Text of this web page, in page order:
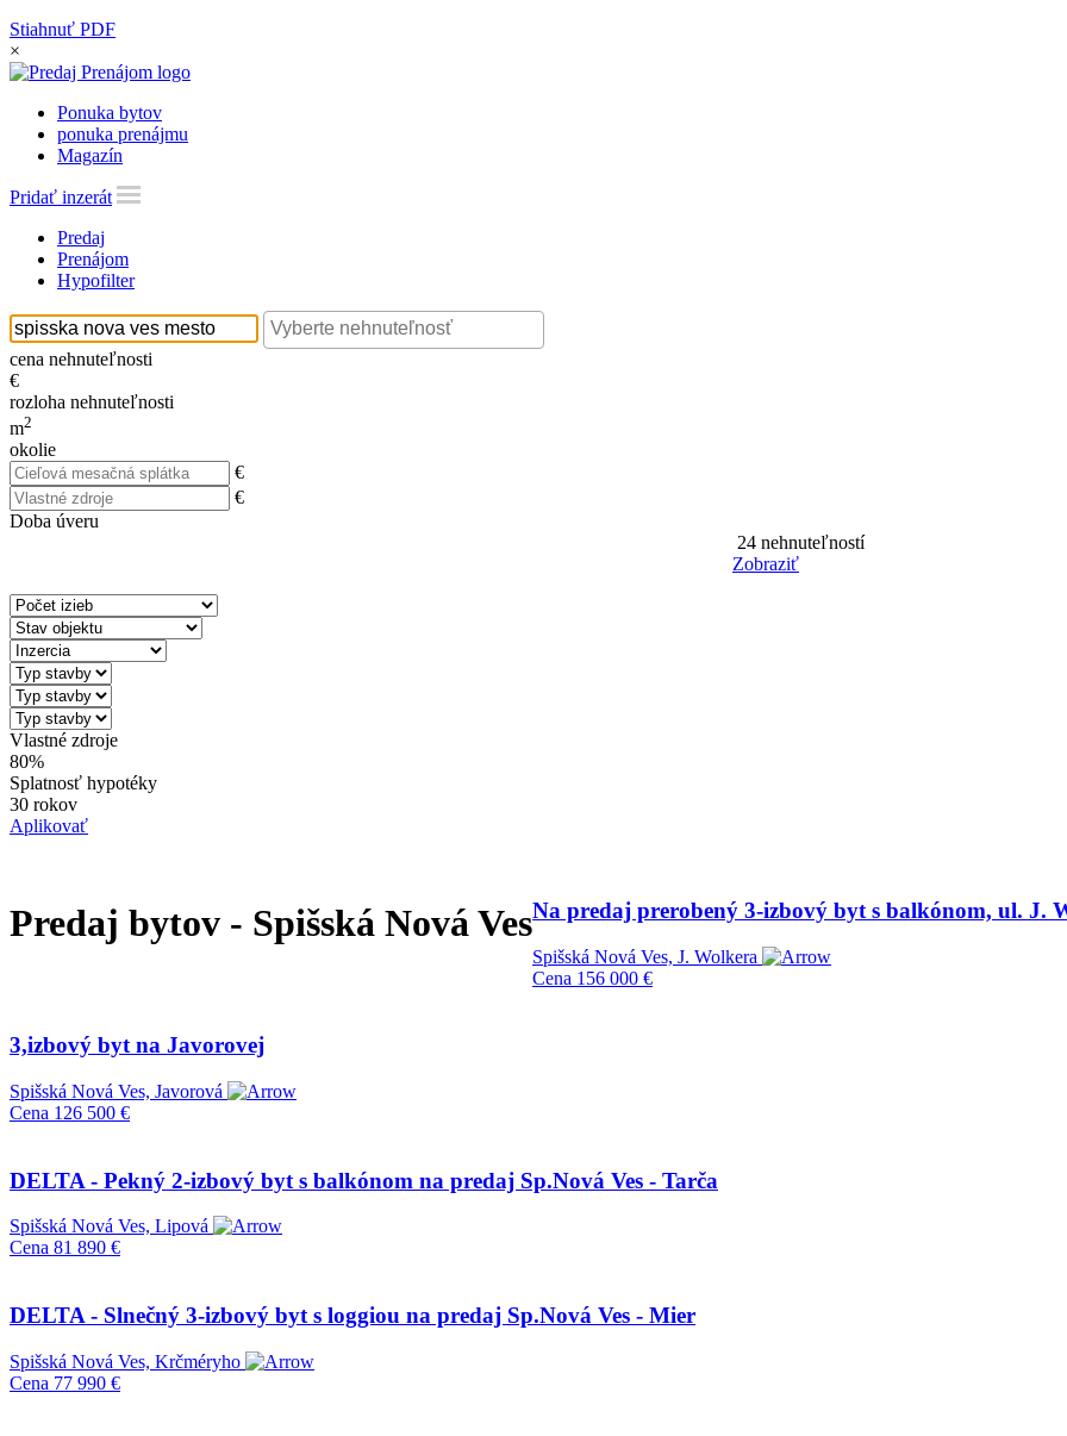
Stiahnuť PDF
×
Ponuka bytov
ponuka prenájmu
Magazín
Pridať inzerát
Predaj
Prenájom
Hypofilter
cena nehnuteľnosti
€
rozloha nehnuteľnosti
m2
okolie
€
€
Doba úveru
24nehnuteľností
Zobraziť
Vlastné zdroje
80%
Splatnosť hypotéky
30 rokov
Aplikovať
Predaj bytov - Spišská Nová VesNa predaj prerobený 3-izbový byt s balkónom, ul. J.
Spišská Nová Ves, J. Wolkera
Cena 156 000 €
3,izbový byt na Javorovej
Spišská Nová Ves, Javorová
Cena 126 500 €
DELTA - Pekný 2-izbový byt s balkónom na predaj Sp.Nová Ves - Tarča
Spišská Nová Ves, Lipová
Cena 81 890 €
DELTA - Slnečný 3-izbový byt s loggiou na predaj Sp.Nová Ves - Mier
Spišská Nová Ves, Krčméryho
Cena 77 990 €